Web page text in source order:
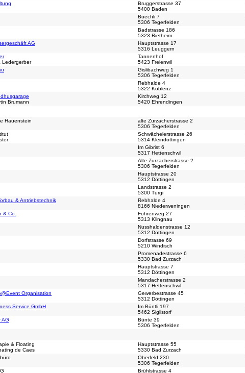
Bruggerstrasse 37
5400 Baden
Buechli 7
5306 Tegerfelden
Badstrasse 186
5323 Rietheim
AG
Hauptstrasse 17
5316 Leuggern
Ledergerber
Tannenhof
5423 Freienwil
Gislibachweg 1
5306 Tegerfelden
Rebhalde 4
5322 Koblenz
Brumann
Kirchweg 12
5420 Ehrendingen
Hauenstein
alte Zurzacherstrasse 2
5306 Tegerfelden
Schwächelerstrasse 26
5314 Kleindöttingen
Im Gibrist 6
5317 Hettenschwil
Alte Zurzacherstrasse 2
5306 Tegerfelden
Hauptstrasse 20
5312 Döttingen
Landstrasse 2
5300 Turgi
& Antriebstechnik
Rebhalde 4
8166 Niederweningen
& Co.
Föhrenweg 27
5313 Klingnau
Nusshaldenstrasse 12
5312 Döttingen
Dorfstrasse 69
5210 Windisch
Promenadestrasse 6
5330 Bad Zurzach
Hauptstrasse 7
5312 Döttingen
Mandacherstrasse 2
5317 Hettenschwil
Organisation
Gewerbestrasse 45
5312 Döttingen
Service GmbH
Im Büntli 197
5462 Siglistorf
AG
Bünte 39
5306 Tegerfelden
& Floating
de Caes
Hauptstrasse 55
5330 Bad Zurzach
Oberfeld 230
5306 Tegerfelden
Brühlstrasse 4